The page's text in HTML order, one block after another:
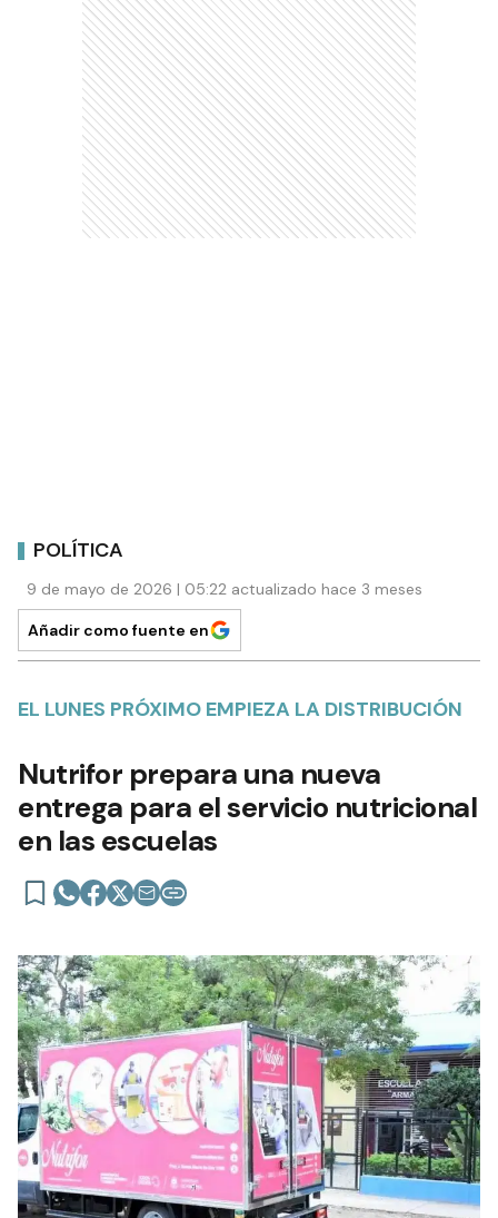
POLÍTICA
9 de mayo de 2026 | 05:22 actualizado hace 3 meses
Añadir como fuente en
EL LUNES PRÓXIMO EMPIEZA LA DISTRIBUCIÓN
Nutrifor prepara una nueva
entrega para el servicio nutricional
en las escuelas